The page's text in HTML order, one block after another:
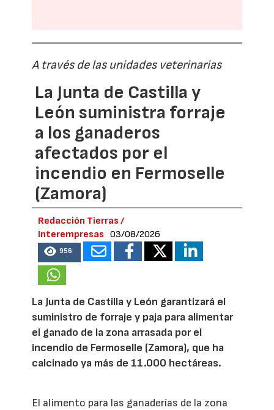
A través de las unidades veterinarias
La Junta de Castilla y
León suministra forraje
a los ganaderos
afectados por el
incendio en Fermoselle
(Zamora)
Redacción Tierras /
Interempresas
03/08/2026
956
La Junta de Castilla y León garantizará el
suministro de forraje y paja para alimentar
el ganado de la zona arrasada por el
incendio de Fermoselle (Zamora), que ha
calcinado ya más de 11.000 hectáreas.
El alimento para las ganaderías de la zona